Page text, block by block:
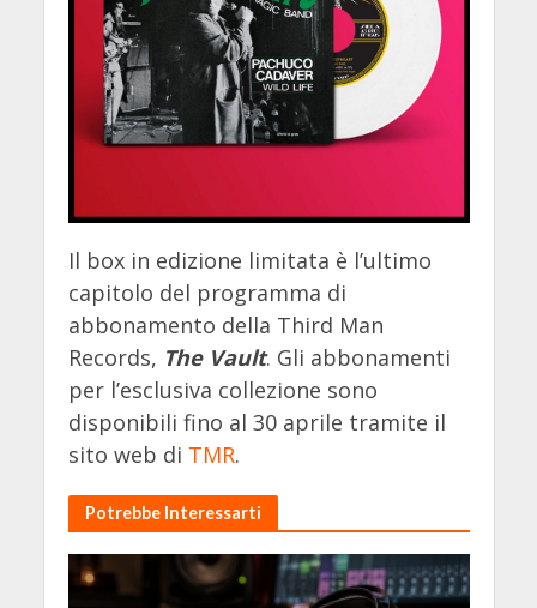
Il box in edizione limitata è l’ultimo
capitolo del programma di
abbonamento della Third Man
Records, The Vault. Gli abbonamenti
per l’esclusiva collezione sono
disponibili fino al 30 aprile tramite il
sito web di TMR.
Potrebbe Interessarti